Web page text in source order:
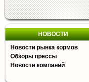
НОВОСТИ
Новости рынка кормов
Обзоры прессы
Новости компаний